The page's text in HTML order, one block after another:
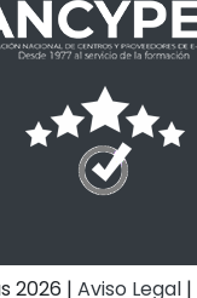
2026 | Aviso Legal|